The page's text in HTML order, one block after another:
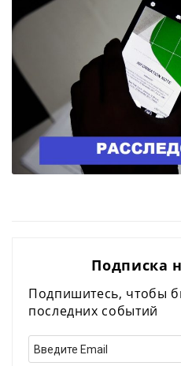
Подписка
Подпишитесь, чтобы
последних событий